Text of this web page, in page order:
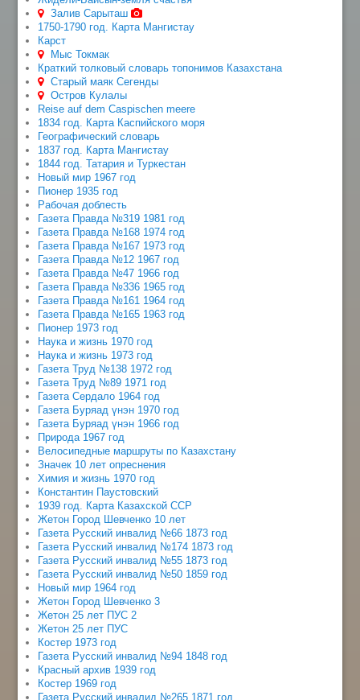
Залив Сарыташ
1750-1790 год. Карта Мангистау
Карст
Мыс Токмак
Краткий толковый словарь топонимов Казахстана
Старый маяк Сегенды
Остров Кулалы
Reise auf dem Caspischen meere
1834 год. Карта Каспийского моря
Географический словарь
1837 год. Карта Мангистау
1844 год. Татария и Туркестан
Новый мир 1967 год
Пионер 1935 год
Рабочая доблесть
Газета Правда №319 1981 год
Газета Правда №168 1974 год
Газета Правда №167 1973 год
Газета Правда №12 1967 год
Газета Правда №47 1966 год
Газета Правда №336 1965 год
Газета Правда №161 1964 год
Газета Правда №165 1963 год
Пионер 1973 год
Наука и жизнь 1970 год
Наука и жизнь 1973 год
Газета Труд №138 1972 год
Газета Труд №89 1971 год
Газета Сердало 1964 год
Газета Буряад үнэн 1970 год
Газета Буряад үнэн 1966 год
Природа 1967 год
Велосипедные маршруты по Казахстану
Значек 10 лет опреснения
Химия и жизнь 1970 год
Константин Паустовский
1939 год. Карта Казахской ССР
Жетон Город Шевченко 10 лет
Газета Русский инвалид №66 1873 год
Газета Русский инвалид №174 1873 год
Газета Русский инвалид №55 1873 год
Газета Русский инвалид №50 1859 год
Новый мир 1964 год
Жетон Город Шевченко 3
Жетон 25 лет ПУС 2
Жетон 25 лет ПУС
Костер 1973 год
Газета Русский инвалид №94 1848 год
Красный архив 1939 год
Костер 1969 год
Газета Русский инвалид №265 1871 год